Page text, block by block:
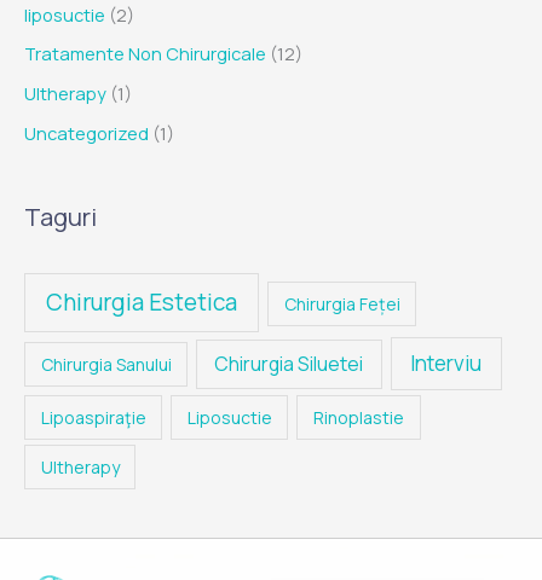
liposuctie (2)
Tratamente Non Chirurgicale (12)
Ultherapy (1)
Uncategorized (1)
Taguri
Chirurgia Estetica Chirurgia Feței
Chirurgia Sanului Chirurgia Siluetei Interviu
Lipoaspiraţie Liposuctie Rinoplastie
Ultherapy